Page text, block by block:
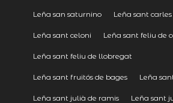
Leña san saturnino Leña sant
Leña sant celoni Leña sant feliu de
Leña sant feliu de llobregat
Leña sant fruitós de bages Leña
Leña sant julià de ramis Leña sant